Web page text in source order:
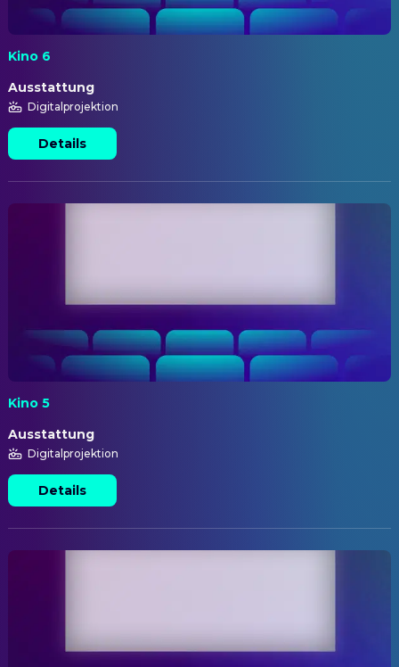
Kino 6
Ausstattung
Digitalprojektion
Details
Kino 5
Ausstattung
Digitalprojektion
Details